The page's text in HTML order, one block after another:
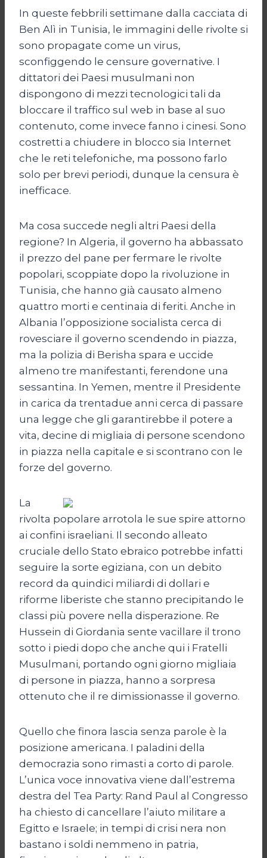
In queste febbrili settimane dalla cacciata di
Ben Alì in Tunisia, le immagini delle rivolte si
sono propagate come un virus,
sconfiggendo le censure governative. I
dittatori dei Paesi musulmani non
dispongono di mezzi tecnologici tali da
bloccare il traffico sul web in base al suo
contenuto, come invece fanno i cinesi. Sono
costretti a chiudere in blocco sia Internet
che le reti telefoniche, ma possono farlo
solo per brevi periodi, dunque la censura è
inefficace.
Ma cosa succede negli altri Paesi della
regione? In Algeria, il governo ha abbassato
il prezzo del pane per fermare le rivolte
popolari, scoppiate dopo la rivoluzione in
Tunisia, che hanno già causato almeno
quattro morti e centinaia di feriti. Anche in
Albania l’opposizione socialista cerca di
rovesciare il governo scendendo in piazza,
ma la polizia di Berisha spara e uccide
almeno tre manifestanti, ferendone una
sessantina. In Yemen, mentre il Presidente
in carica da trentadue anni cerca di passare
una legge che gli garantirebbe il potere a
vita, decine di migliaia di persone scendono
in piazza nella capitale e si scontrano con le
forze del governo.
La
rivolta popolare arrotola le sue spire attorno
ai confini israeliani. Il secondo alleato
cruciale dello Stato ebraico potrebbe infatti
seguire la sorte egiziana, con un debito
record da quindici miliardi di dollari e
riforme liberiste che stanno precipitando le
classi più povere nella disperazione. Re
Hussein di Giordania sente vacillare il trono
sotto i piedi dopo che anche qui i Fratelli
Musulmani, portando ogni giorno migliaia
di persone in piazza, hanno a sorpresa
ottenuto che il re dimissionasse il governo.
Quello che finora lascia senza parole è la
posizione americana. I paladini della
democrazia sono rimasti a corto di parole.
L’unica voce innovativa viene dall’estrema
destra del Tea Party: Rand Paul al Congresso
ha chiesto di cancellare l’aiuto militare a
Egitto e Israele; in tempi di crisi nera non
bastano i soldi nemmeno in patria,